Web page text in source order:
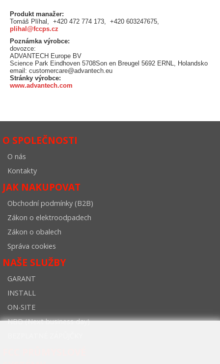
Produkt manažer:
Tomáš Plíhal, +420 472 774 173, +420 603247675,
plihal@fccps.cz
Poznámka výrobce:
dovozce:
ADVANTECH Europe BV
Science Park Eindhoven 5708Son en Breugel 5692 ERNL, Holandsko
email: customercare@advantech.eu
Stránky výrobce:
www.advantech.com
O SPOLEČNOSTI
O nás
Kontakty
JAK NAKUPOVAT
Obchodní podmínky (B2B)
Zákon o elektroodpadech
Zákon o obalech
Správa cookies
NAŠE SLUŽBY
GARANT
INSTALL
ON-SITE
NBD (Next business day)